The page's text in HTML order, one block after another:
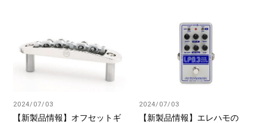
2024/07/03
【新製品情報】オフセットギ
2024/07/03
【新製品情報】エレハモの